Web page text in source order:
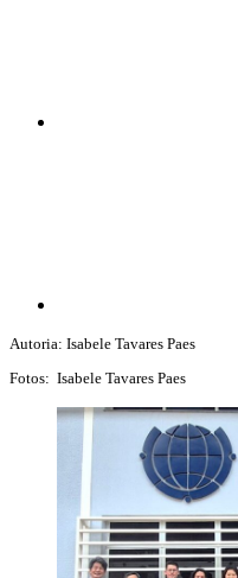
Autoria: Isabele Tavares Paes
Fotos: Isabele Tavares Paes